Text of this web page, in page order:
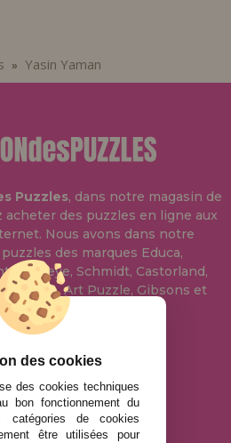
» Yasin Yaman
Puzzles, dans notre magasin de
acheter des puzzles en ligne aux
Nous avons dans notre
des marques Educa,
Heye, Schmidt, Castorland,
Art Puzzle, Gibsons et
d'autres.
LÉGALES
des cookies
des cookies techniques
bon fonctionnement du
catégories de cookies
être utilisées pour